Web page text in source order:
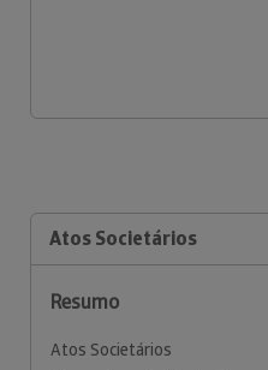
Atos Societários
Resumo
Atos Societários